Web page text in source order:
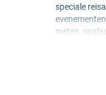
speciale
meten,
en
behoeve